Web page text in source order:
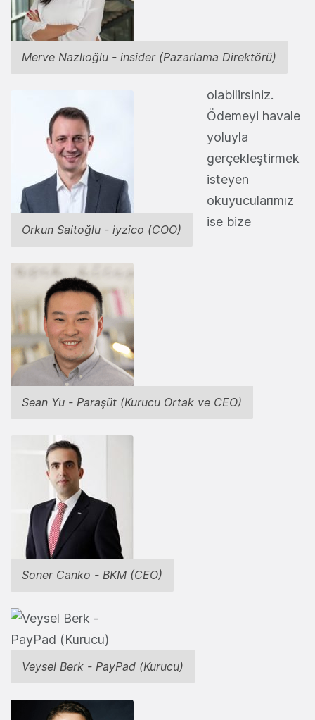
Merve Nazlıoğlu - insider (Pazarlama Direktörü)
Orkun Saitoğlu - iyzico (COO)
Sean Yu - Paraşüt (Kurucu Ortak ve CEO)
Soner Canko - BKM (CEO)
Veysel Berk - PayPad (Kurucu)
olabilirsiniz.
Ödemeyi havale
yoluyla
gerçekleştirmek
isteyen
okuyucularımız
ise bize